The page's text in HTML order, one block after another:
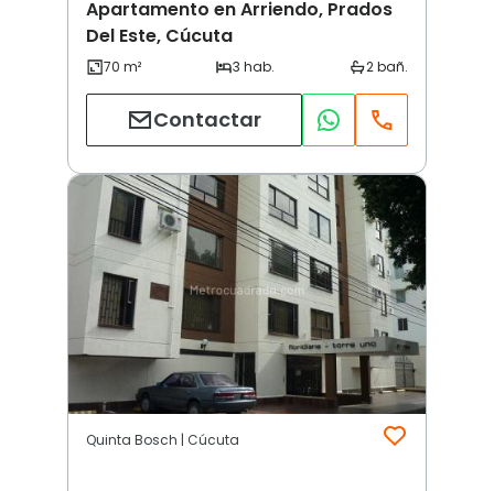
Apartamento en Arriendo, Prados
Del Este, Cúcuta
Contactar
Quinta Bosch | Cúcuta